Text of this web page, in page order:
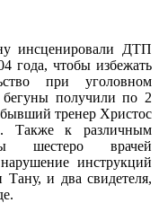
инсценировали ДТП
года, чтобы избежать
при уголовном
бегуны получили по 2
тренер Христос
Также к различным
шестеро врачей
инструкций
и два свидетеля,